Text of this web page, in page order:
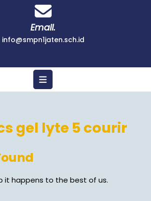
Email.
info@smpn1jaten.sch.id
gel lyte 5 courir
it happens to the best of us.